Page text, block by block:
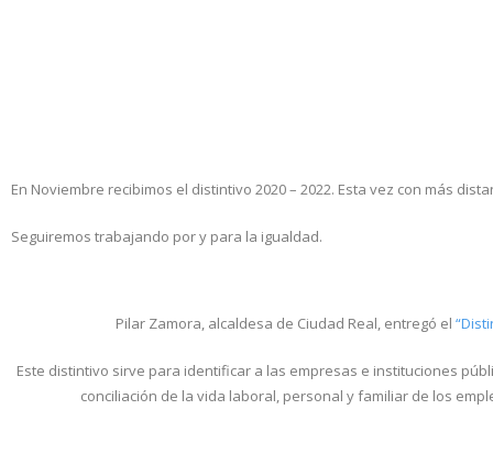
En Noviembre recibimos el distintivo 2020 – 2022. Esta vez con más
Seguiremos trabajando por y para la igualdad.
Pilar Zamora, alcaldesa de Ciudad Real, entregó el
Este distintivo sirve para identificar a las empresas e instituciones
conciliación de la vida laboral, personal y familiar de los